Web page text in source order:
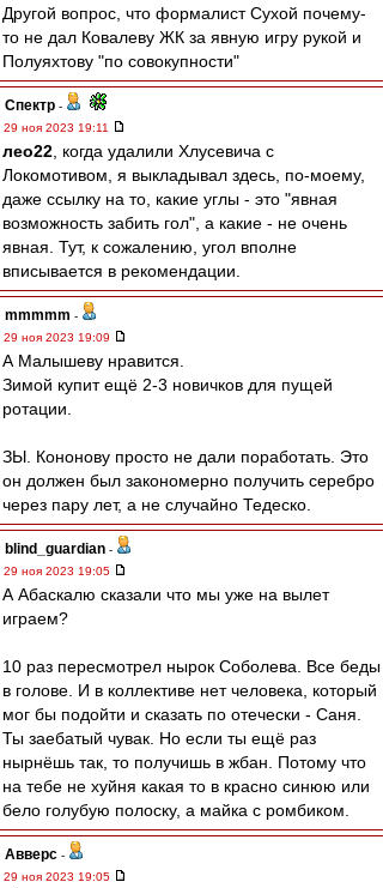
Другой вопрос, что формалист Сухой почему-
то не дал Ковалеву ЖК за явную игру рукой и
Полуяхтову "по совокупности"
Спектр -
29 ноя 2023 19:11
лео22 , когда удалили Хлусевича с
Локомотивом, я выкладывал здесь, по-моему,
даже ссылку на то, какие углы - это "явная
возможность забить гол", а какие - не очень
явная. Тут, к сожалению, угол вполне
вписывается в рекомендации.
mmmmm -
29 ноя 2023 19:09
А Малышеву нравится.
Зимой купит ещё 2-3 новичков для пущей
ротации.
ЗЫ. Кононову просто не дали поработать. Это
он должен был закономерно получить серебро
через пару лет, а не случайно Тедеско.
blind_guardian -
29 ноя 2023 19:05
А Абаскалю сказали что мы уже на вылет
играем?
10 раз пересмотрел нырок Соболева. Все беды
в голове. И в коллективе нет человека, который
мог бы подойти и сказать по отечески - Саня.
Ты заебатый чувак. Но если ты ещё раз
нырнёшь так, то получишь в жбан. Потому что
на тебе не хуйня какая то в красно синюю или
бело голубую полоску, а майка с ромбиком.
Авверс -
29 ноя 2023 19:05